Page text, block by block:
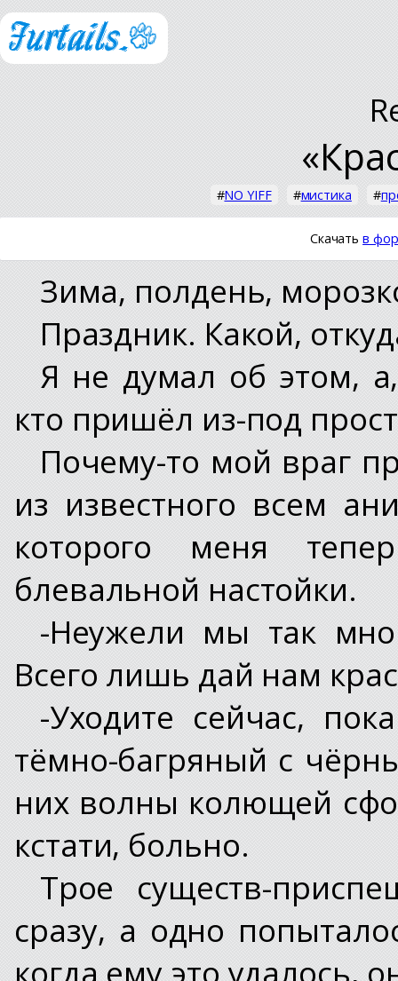
#NO YIFF #мистика #
Скачатьв
Зима, полдень,
Праздник. Какой,
Я не думал об этом,
кто пришёл из-под
Почему-то мой враг
из известного всем
которого меня
блевальной настойки.
-Неужели мы так
Всего лишь дай нам
-Уходите сейчас,
тёмно-багряный с
них волны колющей
кстати, больно.
Трое существ-
сразу, а одно
когда ему это удалось,